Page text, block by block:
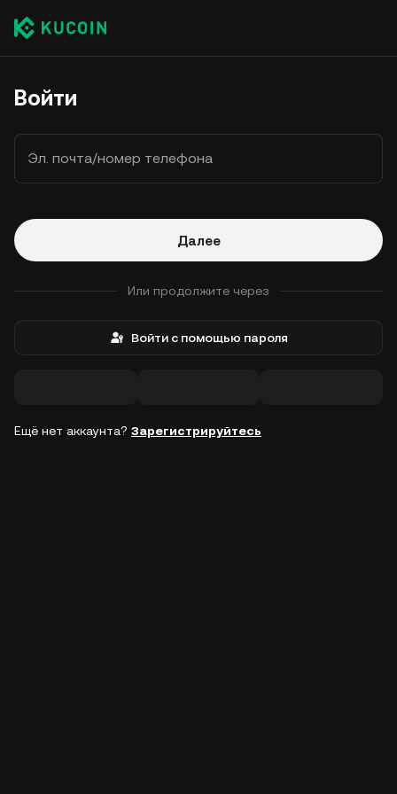
Войти
Эл. почта/номер телефона
Далее
Или продолжите через
Войти с помощью пароля
Ещё нет аккаунта? Зарегистрируйтесь